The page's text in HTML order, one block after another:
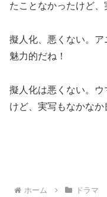
たことなかったけど、
擬人化、悪くない。
魅力的だね！
擬人化は悪くない。
けど、実写もなかなか
ホーム ドラマ